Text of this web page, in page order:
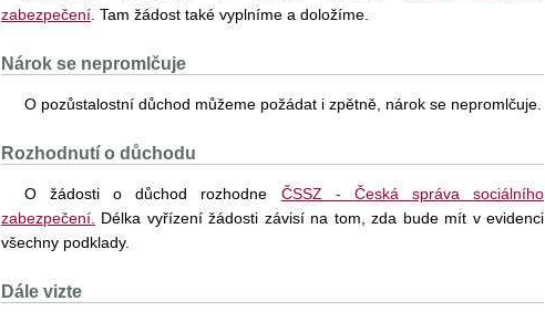
zabezpečení . Tam žádost také vyplníme a doložíme.
Nárok se nepromlčuje
O pozůstalostní důchod můžeme požádat i zpětně, nárok se nepromlčuje.
Rozhodnutí o důchodu
O žádosti o důchod rozhodne ČSSZ - Česká správa sociálního
zabezpečení.
Délka vyřízení žádosti závisí na tom, zda bude mít v evidenci
všechny podklady.
Dále vizte